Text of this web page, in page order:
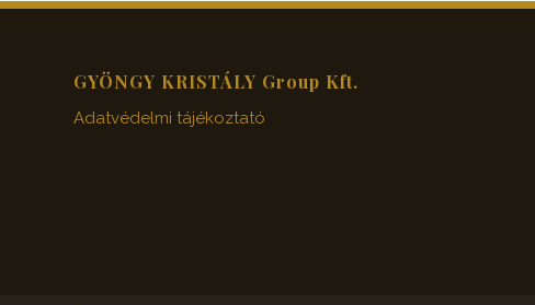
GYÖNGY KRISTÁLY Group Kft.
Adatvédelmi tájékoztató